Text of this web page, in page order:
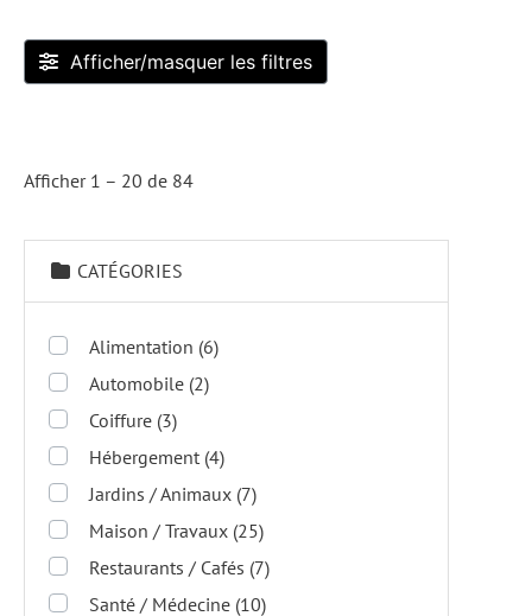
Afficher/masquer les filtres
Afficher 1 – 20 de 84
CATÉGORIES
Alimentation (6)
Automobile (2)
Coiffure (3)
Hébergement (4)
Jardins / Animaux (7)
Maison / Travaux (25)
Restaurants / Cafés (7)
Santé / Médecine (10)